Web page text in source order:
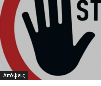
Απόψεις